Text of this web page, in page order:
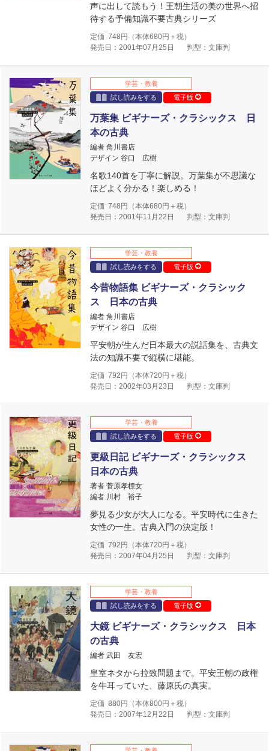
声に出して読もう！王朝生活の美の世界へ招
待する予備知識不要古典シリーズ
定価 748 円（本体680円＋税）
発売日：2001年07月25日
判型：文庫判
学芸・教養
試し読みをする
電子版
万葉集 ビギナーズ・クラシックス 日
本の古典
編者 角川書店
デザイン 谷口 広樹
名歌140首を丁寧に解説。万葉集が不思議な
ほどよく分かる！楽しめる！
定価 748 円（本体680円＋税）
発売日：2001年11月22日
判型：文庫判
学芸・教養
試し読みをする
電子版
今昔物語集 ビギナーズ・クラシック
ス 日本の古典
編者 角川書店
デザイン 谷口 広樹
平安朝が生んだ日本最大の説話集を、古典文
法の知識不要で縦横に堪能。
定価 792 円（本体720円＋税）
発売日：2002年03月23日
判型：文庫判
学芸・教養
試し読みをする
電子版
更級日記 ビギナーズ・クラシックス
日本の古典
著者 菅原孝標女
編者 川村 裕子
夢見る少女が大人になる。平安時代に生きた
女性の一生。古典入門の決定版！
定価 792 円（本体720円＋税）
発売日：2007年04月25日
判型：文庫判
学芸・教養
試し読みをする
電子版
大鏡 ビギナーズ・クラシックス 日本
の古典
編者 武田 友宏
皇室ネタから拉致問題まで。平安王朝の政権
を牛耳っていた、藤原氏の真実。
定価 880円（本体800円＋税）
発売日：2007年12月22日
判型：文庫判